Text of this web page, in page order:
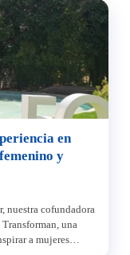
en
y
nuestra cofundadora
una
a mujeres